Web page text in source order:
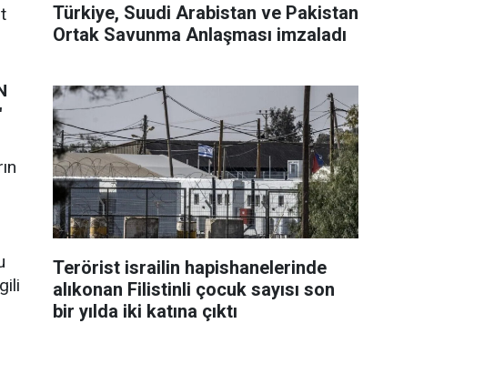
Türkiye, Suudi Arabistan ve Pakistan
Ortak Savunma Anlaşması imzaladı
Terörist israilin hapishanelerinde
alıkonan Filistinli çocuk sayısı son
bir yılda iki katına çıktı